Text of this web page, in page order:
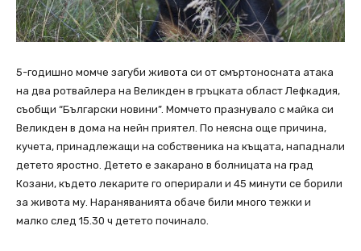
5-годишно момче загуби живота си от смъртоносната атака
на два ротвайлера на Великден в гръцката област Лефкадия,
съобщи “Български новини”. Момчето празнувало с майка си
Великден в дома на нейн приятел. По неясна още причина,
кучета, принадлежащи на собственика на къщата, нападнали
детето яростно. Детето е закарано в болницата на град
Козани, където лекарите го оперирали и 45 минути се борили
за живота му. Нараняванията обаче били много тежки и
малко след 15.30 ч детето починало.